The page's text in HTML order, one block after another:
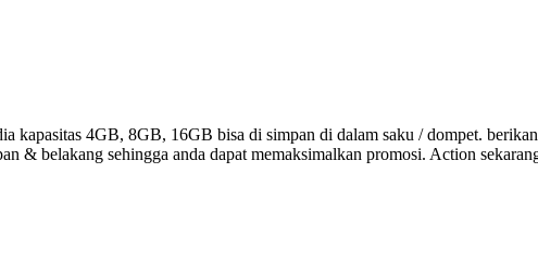
kapasitas 4GB, 8GB, 16GB bisa di simpan di dalam saku / dompet.
& belakang sehingga anda dapat memaksimalkan promosi. Action